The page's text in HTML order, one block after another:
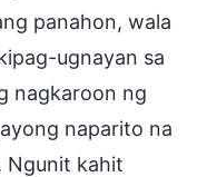
panahon, wala
ugnayan sa
nagkaroon ng
naparito na
Ngunit kahit